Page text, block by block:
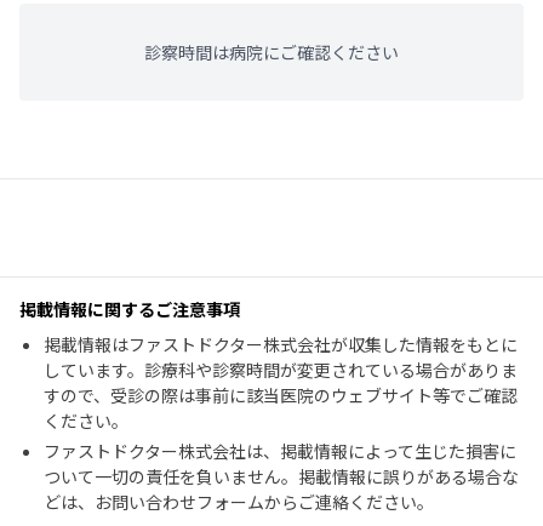
診察時間は病院にご確認ください
掲載情報に関するご注意事項
掲載情報はファストドクター株式会社が収集した情報をもとに
しています。診療科や診察時間が変更されている場合がありま
すので、受診の際は事前に該当医院のウェブサイト等でご確認
ください。
ファストドクター株式会社は、掲載情報によって生じた損害に
ついて一切の責任を負いません。掲載情報に誤りがある場合な
どは、お問い合わせフォームからご連絡ください。